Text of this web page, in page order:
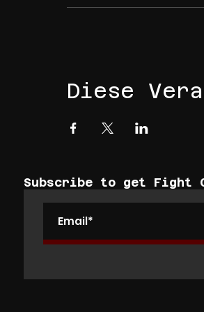
Diese
Subscribe to get Fight